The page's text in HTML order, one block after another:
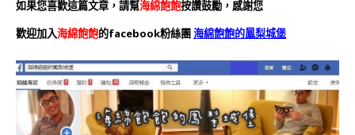
如果您喜歡這篇文章，請幫海綿飽飽按讚鼓勵，感謝您
歡迎加入海綿飽飽的facebook粉絲團海綿飽飽的鳳梨城堡